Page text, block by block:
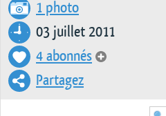
1 photo
03 juillet 2011
4 abonnés
Partagez